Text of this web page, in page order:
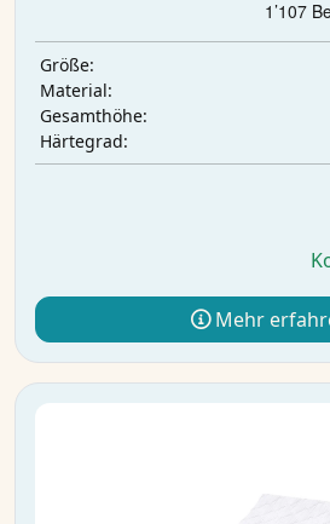
Größe:
Material:
Gesamthöhe:
Härtegrad:
Mehr